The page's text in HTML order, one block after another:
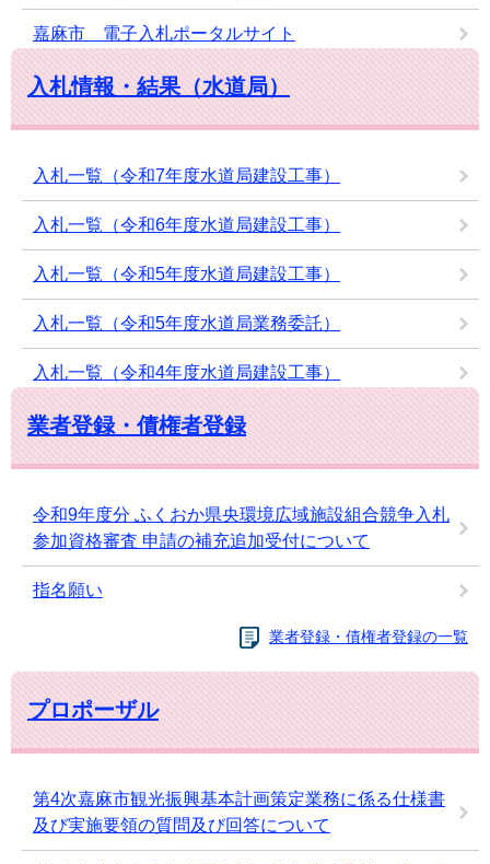
嘉麻市 電子入札ポータルサイト
入札情報・結果（水道局）
入札一覧（令和7年度水道局建設工事）
入札一覧（令和6年度水道局建設工事）
入札一覧（令和5年度水道局建設工事）
入札一覧（令和5年度水道局業務委託）
入札一覧（令和4年度水道局建設工事）
業者登録・債権者登録
令和9年度分 ふくおか県央環境広域施設組合競争入札
参加資格審査 申請の補充追加受付について
指名願い
業者登録・債権者登録の一覧
プロポーザル
第4次嘉麻市観光振興基本計画策定業務に係る仕様書
及び実施要領の質問及び回答について